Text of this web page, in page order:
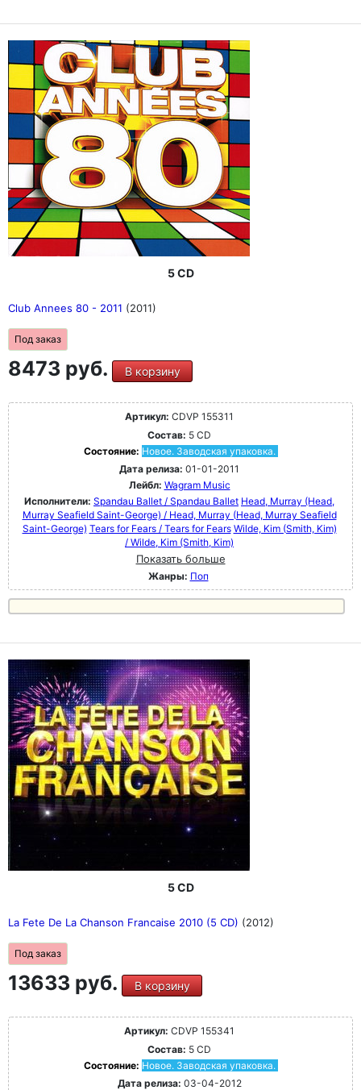
5 CD
Club Annees 80 - 2011 (2011)
Под заказ
8473 руб. В корзину
Артикул: CDVP 155311
Состав: 5 CD
Состояние: Новое. Заводская упаковка.
Дата релиза: 01-01-2011
Лейбл: Wagram Music
Исполнители: Spandau Ballet / Spandau Ballet Head, Murray (Head,
Murray Seafield Saint-George) / Head, Murray (Head, Murray Seafield
Saint-George) Tears for Fears / Tears for Fears Wilde, Kim (Smith, Kim)
/ Wilde, Kim (Smith, Kim)
Показать больше
Жанры: Поп
5 CD
La Fete De La Chanson Francaise 2010 (5 CD) (2012)
Под заказ
13633 руб. В корзину
Артикул: CDVP 155341
Состав: 5 CD
Состояние: Новое. Заводская упаковка.
Дата релиза: 03-04-2012